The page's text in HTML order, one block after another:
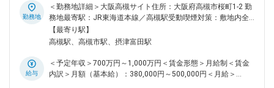
ゼロから創出できます。 ・KMのコア技術（画像処理・AI）と
EINESの外観検査技術を融合した、当社独自のソリューション
開発に携わることができます。 ・欧州・中国・日本のグロー
バルチームと協業し、国際的なキャリア形成が可能です。 ・
り、大きな裁量を持って事業づくりに関わることができます。
変更の範囲：会社の定める業務
Tier1の塗装工程に対するコンサルティング型ソリューション
提案 ・塗装工程データ（塗料吐出量、ブース環境、ロボット
動作、乾燥温度、外観検査結果等）の収集・解析・改善提案
・当社外観検査ソリューション（EINES／KM）と組み合わせ
ントメーカー・設備メーカーとの協業推進、PoCのプロジェク
トマネジメント ・社内のソフト開発部隊・AI開発部隊との連
勤務地
＜勤務地詳細＞大阪高槻サイト住所：大阪府高槻市桜町1-2 勤
務地最寄駅：JR東海道本線／高槻駅受動喫煙対策：敷地内全
面禁煙変更の範囲：会社の定める事業所（リモートワーク含
む）
【最寄り駅】
高槻駅、高槻市駅、摂津富田駅
給与
＜予定年収＞700万円～1,000万円＜賃金形態＞月給制＜賃金
内訳＞月額（基本給）：380,000円～500,000円＜月給＞